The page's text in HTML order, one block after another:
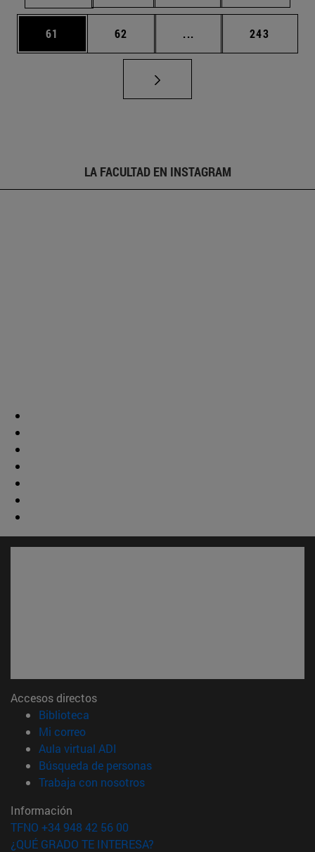
Página
61 Página
62 ... Páginas intermedias
Página
243
LA FACULTAD EN INSTAGRAM
Accesos directos
Biblioteca
Mi correo(abre en nueva ventana)
Aula virtual ADI
Búsqueda de personas(abre en nueva ventana)
Trabaja con nosotros(abre en nueva ventana)
Información
TFNO +34 948 42 56 00
¿QUÉ GRADO TE INTERESA?